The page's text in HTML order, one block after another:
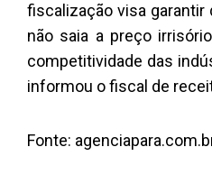
fiscalização visa garantir
não saia a preço
competitividade das
informou o fiscal de
Fonte: